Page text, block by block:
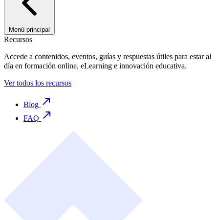
Menú principal
Recursos
Accede a contenidos, eventos, guías y respuestas útiles para estar al
día en formación online, eLearning e innovación educativa.
Ver todos los recursos
Blog
FAQ